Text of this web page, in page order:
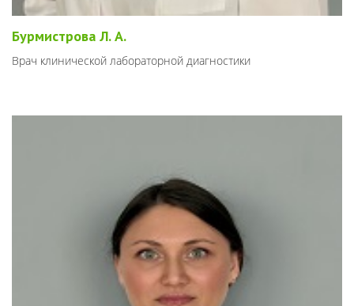
Бурмистрова Л. А.
Врач клинической лабораторной диагностики